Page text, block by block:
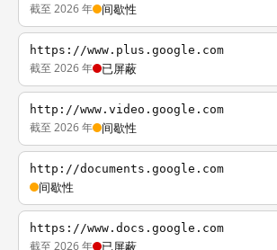
截至 2026 年 间歇性
https://www.plus.google.com
截至 2026 年 已屏蔽
http://www.video.google.com
截至 2026 年 间歇性
http://documents.google.com
间歇性
https://www.docs.google.com
截至 2026 年 已屏蔽